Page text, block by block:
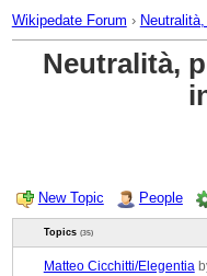
Wikipedate Forum ›
Neutralità,
New Topic People
Topics (35)
Matteo Cicchitti/Elegentia